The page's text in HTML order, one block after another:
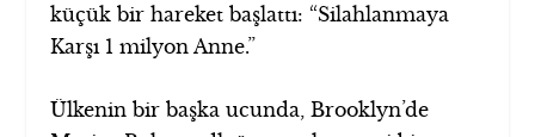
küçük bir hareket başlattı: “Silahlanmaya
Karşı 1 milyon Anne.”
Ülkenin bir başka ucunda, Brooklyn’de